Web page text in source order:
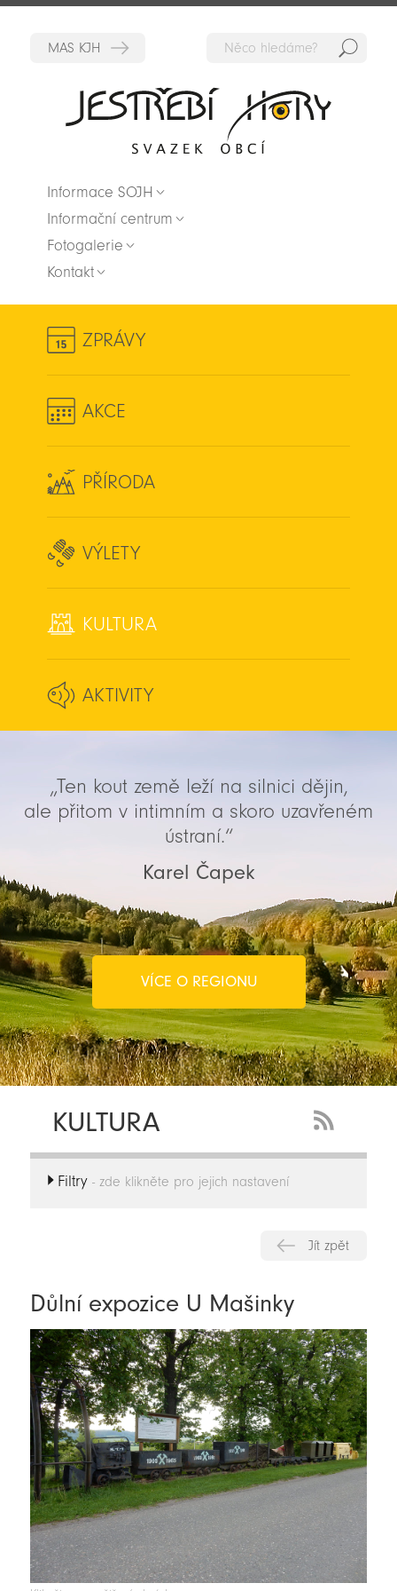
Informace SOJH
Informační centrum
Fotogalerie
Kontakt
ZPRÁVY
AKCE
PŘÍRODA
VÝLETY
KULTURA
AKTIVITY
„Ten kout země leží na silnici dějin,
ale přitom v intimním a skoro uzavřeném
ústraní.“
Karel Čapek
VÍCE O REGIONU
KULTURA
Feed
Filtry- zde klikněte pro jejich nastavení
Jít zpět
Důlní expozice U Mašinky